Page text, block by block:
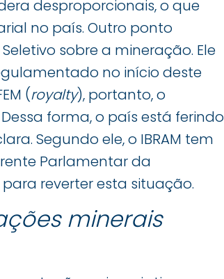
desproporcionais, o que
no país. Outro ponto
sobre a mineração. Ele
no início deste
(royalty), portanto, o
forma, o país está ferindo
Segundo ele, o IBRAM tem
Parlamentar da
reverter esta situação.
minerais